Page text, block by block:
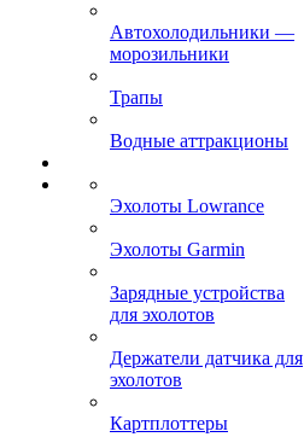
Автохолодильники —
морозильники
Трапы
Водные аттракционы
Эхолоты Lowrance
Эхолоты Garmin
Зарядные устройства
для эхолотов
Держатели датчика для
эхолотов
Картплоттеры